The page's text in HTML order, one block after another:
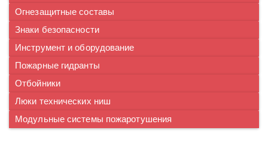
Огнезащитные составы
Знаки безопасности
Инструмент и оборудование
Пожарные гидранты
Отбойники
Люки технических ниш
Модульные системы пожаротушения